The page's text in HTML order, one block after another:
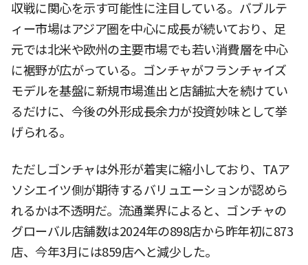
収戦に関心を示す可能性に注目している。バブルテ
ィー市場はアジア圏を中心に成長が続いており、足
元では北米や欧州の主要市場でも若い消費層を中心
に裾野が広がっている。ゴンチャがフランチャイズ
モデルを基盤に新規市場進出と店舗拡大を続けてい
るだけに、今後の外形成長余力が投資妙味として挙
げられる。
ただしゴンチャは外形が着実に縮小しており、TAア
ソシエイツ側が期待するバリュエーションが認めら
れるかは不透明だ。流通業界によると、ゴンチャの
グローバル店舗数は2024年の898店から昨年初に873
店、今年3月には859店へと減少した。